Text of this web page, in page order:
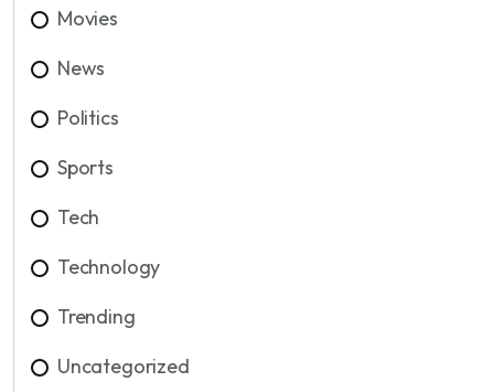
Movies
News
Politics
Sports
Tech
Technology
Trending
Uncategorized